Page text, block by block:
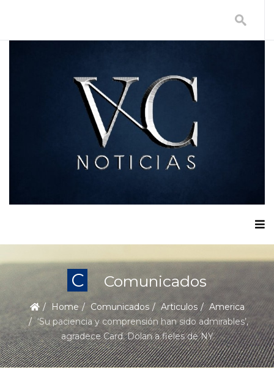
C Comunicados
Home Comunicados Articulos
America
‘Su paciencia y comprensión han sido admirables’,
agradece Card. Dolan a fieles de NY